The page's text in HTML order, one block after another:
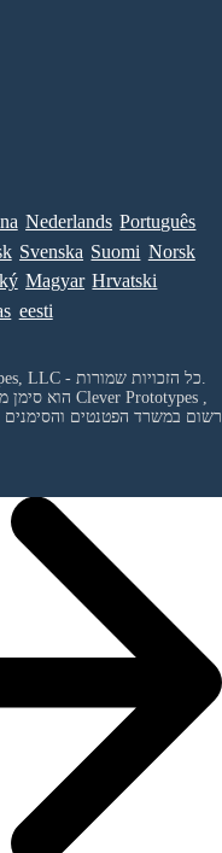
Nederlands Português
Svenska Suomi Norsk
Magyar Hrvatski
eesti
Clever Prototypes ,
ורשום במשרד הפטנטים